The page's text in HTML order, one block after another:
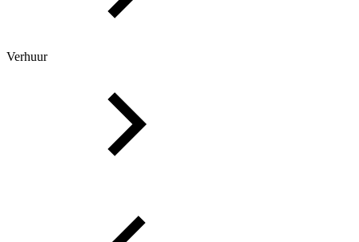
Verhuur